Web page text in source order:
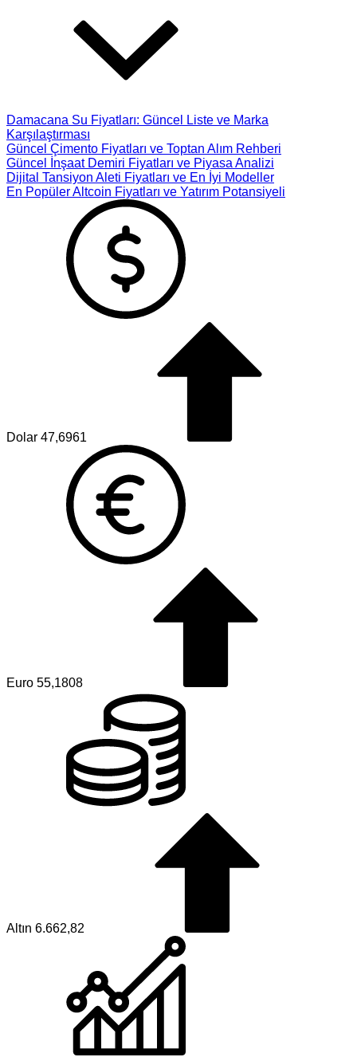
Damacana Su Fiyatları: Güncel Liste ve Marka
Karşılaştırması
Güncel Çimento Fiyatları ve Toptan Alım Rehberi
Güncel İnşaat Demiri Fiyatları ve Piyasa Analizi
Dijital Tansiyon Aleti Fiyatları ve En İyi Modeller
En Popüler Altcoin Fiyatları ve Yatırım Potansiyeli
Dolar 47,6961
Euro 55,1808
Altın 6.662,82